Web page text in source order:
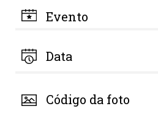
Evento
Data
Código da foto